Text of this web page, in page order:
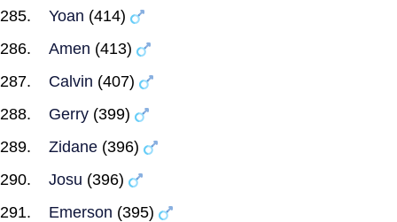
Yoan (414)
Amen (413)
Calvin (407)
Gerry (399)
Zidane (396)
Josu (396)
Emerson (395)